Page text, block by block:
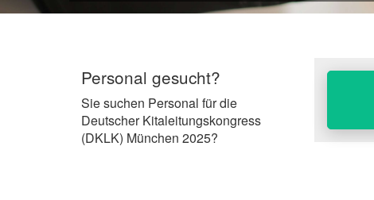
Personal gesucht?
Sie suchen Personal für die
Deutscher Kitaleitungskongress
(DKLK) München 2025?